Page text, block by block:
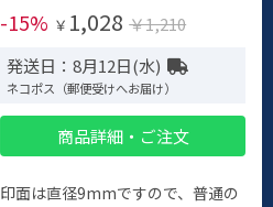
-15% ￥ 1,028 ￥1,210
発送日：8月12日(水)
ネコポス（郵便受けへお届け）
商品詳細・ご注文
印面は直径9mmですので、普通の